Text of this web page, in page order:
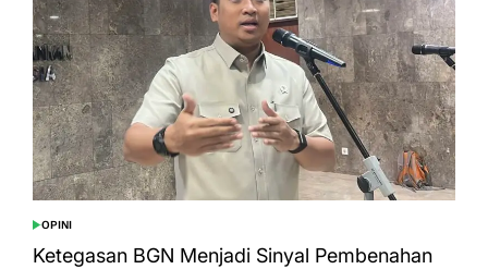
POSTED
IN
OPINI
Ketegasan BGN Menjadi Sinyal Pembenahan